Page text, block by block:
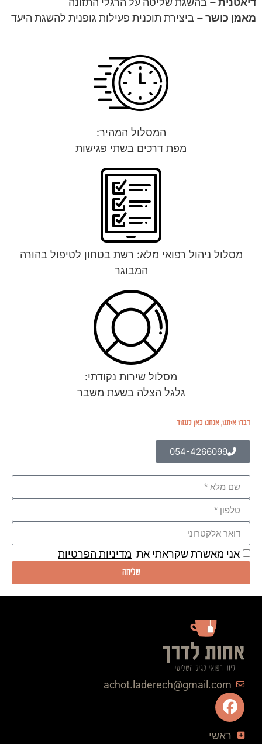
מאמן כושר – ביצירת תוכנית פעילות גופנית להשגת היעד
המסלול המהיר:
מפת דרכים בשתי פגישות
מסלול ניהול רפואי מלא: רשת בטחון לטיפול בהורה
המבוגר
מסלול שירות נקודתי:
גלגל הצלה בשעת משבר
דברו איתנו, אנחנו כאן לעזור
054-4266099
אני מאשרת שקראתי את מדיניות הפרטיות
שליחה
achot.laderech@gmail.com
ראשי